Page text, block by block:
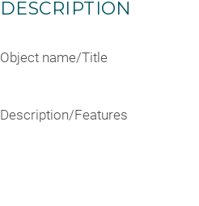
DESCRIPTION
Object name/Title
Description/Features